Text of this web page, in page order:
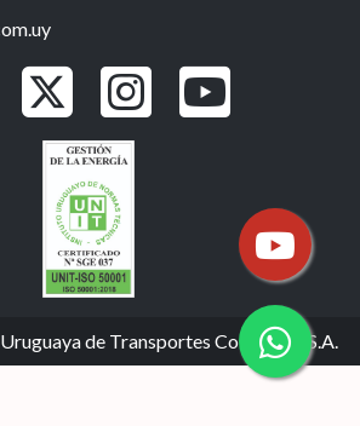
de Transportes Colectivos S.A.